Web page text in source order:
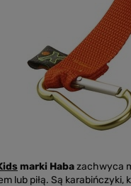
marki Habazachwyca
lub piłą. Są